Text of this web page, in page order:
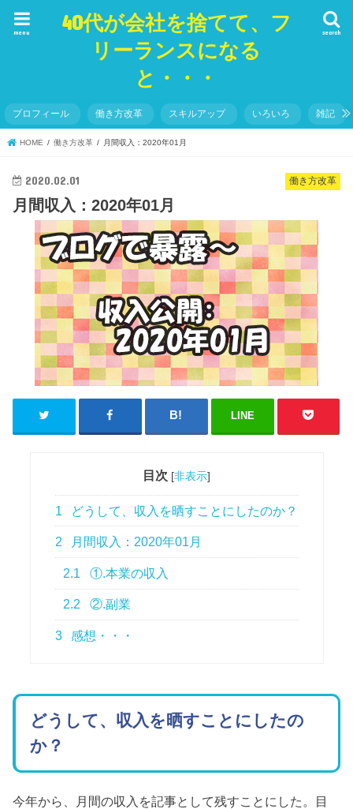
40代が会社を捨てて、フ
リーランスになる
と・・・
search
menu
プロフィール 働き方改革 スキルアップ いろいろ 雑記
HOME 働き方改革 月間収入：2020年01月
働き方改革
2020.02.01
月間収入：2020年01月
LINE
目次 [非表示]
1 どうして、収入を晒すことにしたのか？
2 月間収入：2020年01月
2.1 ①.本業の収入
2.2 ②.副業
3 感想・・・
どうして、収入を晒すことにしたの
か？
今年から、月間の収入を記事として残すことにした。目